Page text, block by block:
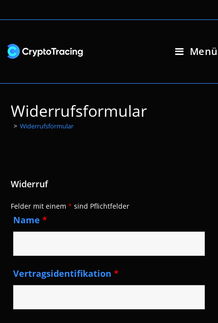
Inhalt
Menü
Widerrufsformular
> Widerrufsformular
Widerruf
Felder mit einem* sind Pflichtfelder
Name*
Vertragsidentifikation*